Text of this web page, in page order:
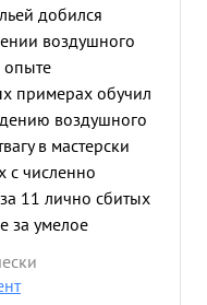
добился
воздушного
опыте
примерах обучил
воздушного
в мастерски
с численно
11 лично сбитых
за умелое
к